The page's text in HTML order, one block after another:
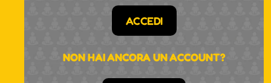
ACCEDI
NON HAI ANCORA UN ACCOUNT?